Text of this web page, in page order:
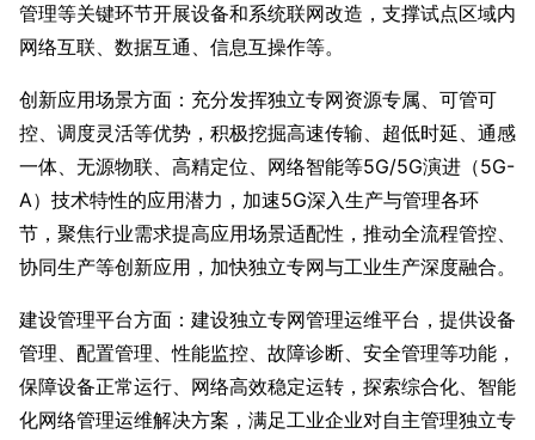
管理等关键环节开展设备和系统联网改造，支撑试点区域内
网络互联、数据互通、信息互操作等。
创新应用场景方面：充分发挥独立专网资源专属、可管可
控、调度灵活等优势，积极挖掘高速传输、超低时延、通感
一体、无源物联、高精定位、网络智能等5G/5G演进（5G-
A）技术特性的应用潜力，加速5G深入生产与管理各环
节，聚焦行业需求提高应用场景适配性，推动全流程管控、
协同生产等创新应用，加快独立专网与工业生产深度融合。
建设管理平台方面：建设独立专网管理运维平台，提供设备
管理、配置管理、性能监控、故障诊断、安全管理等功能，
保障设备正常运行、网络高效稳定运转，探索综合化、智能
化网络管理运维解决方案，满足工业企业对自主管理独立专